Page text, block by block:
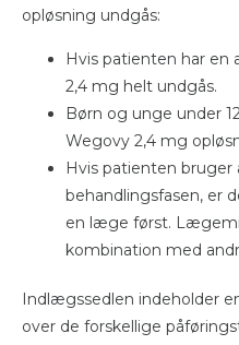
opløsning undgås:
Hvis patienten har en
2,4 mg helt undgås.
Børn og unge under
Wegovy 2,4 mg
Hvis patienten
behandlingsfasen, er
en læge først.
kombination med
Indlægssedlen indeholder
over de forskellige